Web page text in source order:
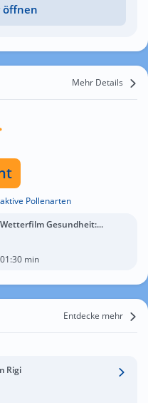
öffnen
Mehr Details
Pollenarten
Wetterfilm Gesundheit:...
01:30 min
Entdecke mehr
Rigi